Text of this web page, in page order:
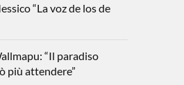
“La voz de los de
“Il paradiso
più attendere”